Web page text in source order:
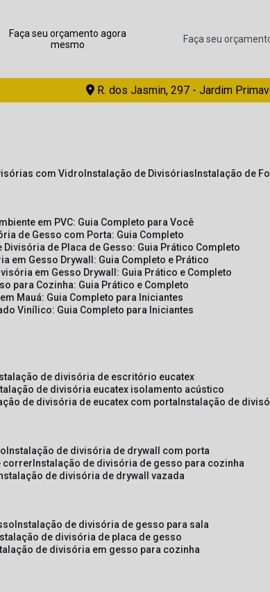
Faça seu orçamento agora
mesmo
Faça seu
R. dos Jasmin, 297 - Jardim
com Vidro Instalação de Divisórias Instalação de
em PVC: Guia Completo para Você
de Gesso com Porta: Guia Completo
Divisória de Placa de Gesso: Guia Prático Completo
em Gesso Drywall: Guia Completo e Prático
em Gesso Drywall: Guia Prático e Completo
para Cozinha: Guia Prático e Completo
Mauá: Guia Completo para Iniciantes
Vinílico: Guia Completo para Iniciantes
de divisória de escritório eucatex
de divisória eucatex isolamento acústico
de divisória de eucatex com porta instalação de
instalação de divisória de drywall com porta
correr instalação de divisória de gesso para cozinha
de divisória de drywall vazada
instalação de divisória de gesso para sala
de divisória de placa de gesso
de divisória em gesso para cozinha